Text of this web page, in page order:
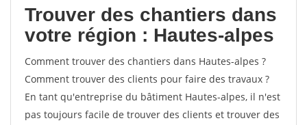
Trouver des chantiers dans
votre région : Hautes-alpes
Comment trouver des chantiers dans Hautes-alpes ?
Comment trouver des clients pour faire des travaux ?
En tant qu'entreprise du bâtiment Hautes-alpes, il n'est
pas toujours facile de trouver des clients et trouver des